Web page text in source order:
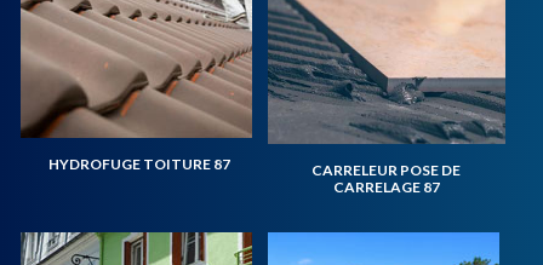
HYDROFUGE TOITURE 87
CARRELEUR POSE DE
CARRELAGE 87